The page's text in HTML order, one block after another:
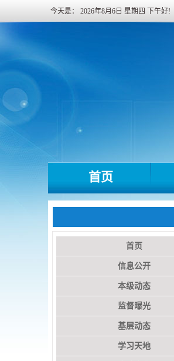
今天是： 2026年8月6日 星期四 下午好!
首页
首页
信息公开
本级动态
监督曝光
基层动态
学习天地